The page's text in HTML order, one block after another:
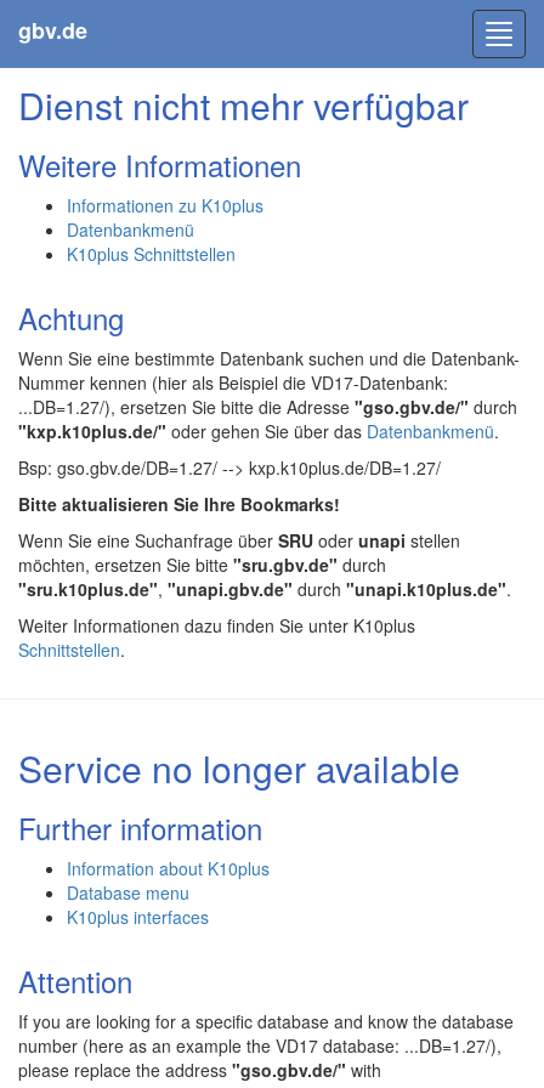
gbv.de
Dienst nicht mehr verfügbar
Weitere Informationen
Informationen zu K10plus
Datenbankmenü
K10plus Schnittstellen
Achtung
Wenn Sie eine bestimmte Datenbank suchen und die Datenbank-
Nummer kennen (hier als Beispiel die VD17-Datenbank:
...DB=1.27/), ersetzen Sie bitte die Adresse "gso.gbv.de/" durch
"kxp.k10plus.de/" oder gehen Sie über das Datenbankmenü.
Bsp: gso.gbv.de/DB=1.27/ --> kxp.k10plus.de/DB=1.27/
Bitte aktualisieren Sie Ihre Bookmarks!
Wenn Sie eine Suchanfrage über SRU oder unapi stellen
möchten, ersetzen Sie bitte "sru.gbv.de" durch
"sru.k10plus.de", "unapi.gbv.de" durch "unapi.k10plus.de".
Weiter Informationen dazu finden Sie unter K10plus
Schnittstellen.
Service no longer available
Further information
Information about K10plus
Database menu
K10plus interfaces
Attention
If you are looking for a specific database and know the database
number (here as an example the VD17 database: ...DB=1.27/),
please replace the address "gso.gbv.de/" with